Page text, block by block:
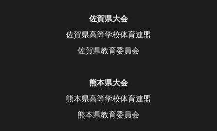
佐賀県大会
佐賀県高等学校体育連盟
佐賀県教育委員会
熊本県大会
熊本県高等学校体育連盟
熊本県教育委員会